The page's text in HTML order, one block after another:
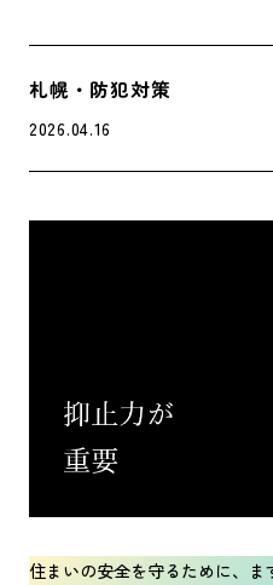
札幌・防犯対策
2026.04.16
住まいの安全を守るために、ま